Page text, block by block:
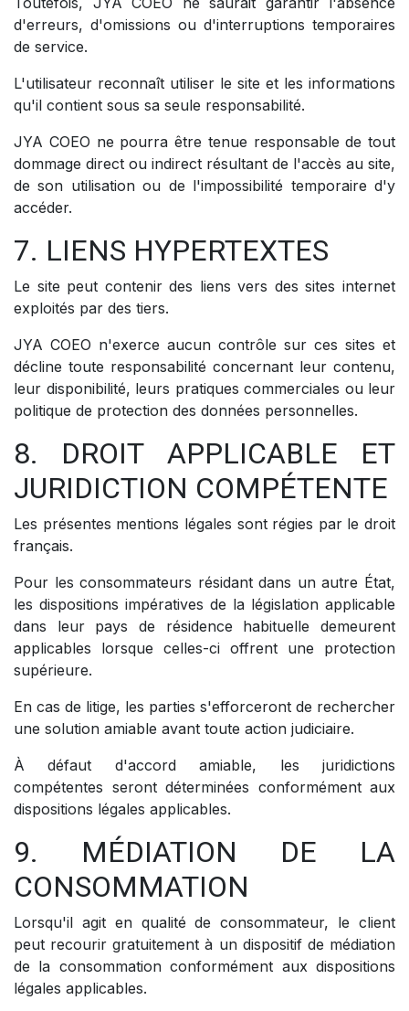
d'erreurs, d'omissions ou d'interruptions temporaires
de service.
L'utilisateur reconnaît utiliser le site et les informations
qu'il contient sous sa seule responsabilité.
JYA COEO ne pourra être tenue responsable de tout
dommage direct ou indirect résultant de l'accès au site,
de son utilisation ou de l'impossibilité temporaire d'y
accéder.
7. LIENS HYPERTEXTES
Le site peut contenir des liens vers des sites internet
exploités par des tiers.
JYA COEO n'exerce aucun contrôle sur ces sites et
décline toute responsabilité concernant leur contenu,
leur disponibilité, leurs pratiques commerciales ou leur
politique de protection des données personnelles.
8. DROIT APPLICABLE ET
JURIDICTION COMPÉTENTE
Les présentes mentions légales sont régies par le droit
français.
Pour les consommateurs résidant dans un autre État,
les dispositions impératives de la législation applicable
dans leur pays de résidence habituelle demeurent
applicables lorsque celles-ci offrent une protection
supérieure.
En cas de litige, les parties s'efforceront de rechercher
une solution amiable avant toute action judiciaire.
À défaut d'accord amiable, les juridictions
compétentes seront déterminées conformément aux
dispositions légales applicables.
9. MÉDIATION DE LA
CONSOMMATION
Lorsqu'il agit en qualité de consommateur, le client
peut recourir gratuitement à un dispositif de médiation
de la consommation conformément aux dispositions
légales applicables.